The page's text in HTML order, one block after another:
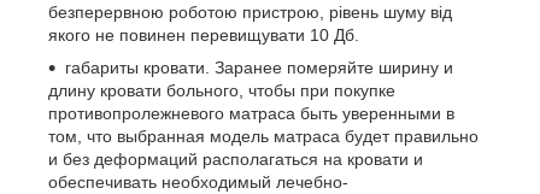
безперервною роботою пристрою, рівень шуму від
якого не повинен перевищувати 10 Дб.
габариты кровати. Заранее померяйте ширину и
длину кровати больного, чтобы при покупке
противопролежневого матраса быть уверенными в
том, что выбранная модель матраса будет правильно
и без деформаций располагаться на кровати и
обеспечивать необходимый лечебно-